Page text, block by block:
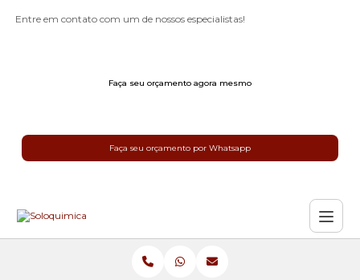
Entre em contato com um de nossos especialistas!
Faça seu orçamento agora mesmo
Faça seu orçamento por Whatsapp